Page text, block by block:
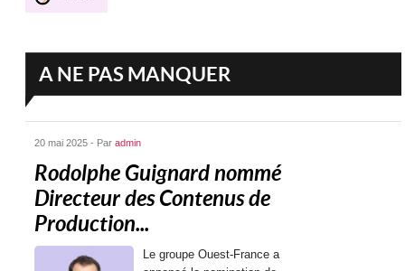
A NE PAS MANQUER
20 mai 2025 - Paradmin
Rodolphe Guignard nommé
Directeur des Contenus de
Production...
Le groupe Ouest-France a